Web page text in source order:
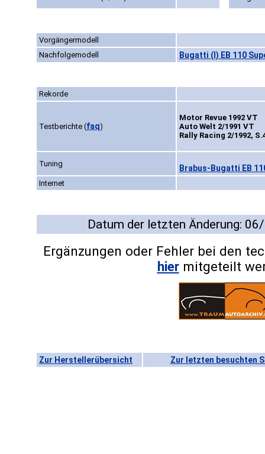
Vorgängermodell
Nachfolgemodell
Bugatti (I) EB 110
Rekorde
Testberichte (faq)
Motor Revue 1992 VT
Auto Welt 2/1991 VT
Rally Racing 2/1992,
Tuning Brabus-Bugatti EB
Internet
Datum der letzten Änderung:
Ergänzungen oder Fehler bei den
hiermitgeteilt
Zur Herstellerübersicht Zur letzten besuchten